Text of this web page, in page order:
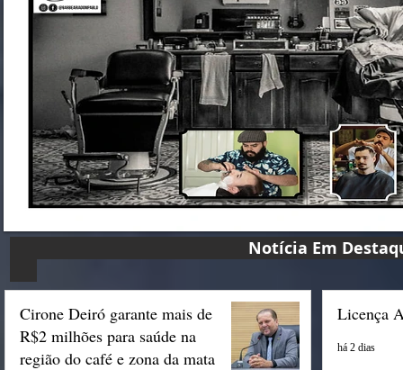
Notícia Em
Cirone Deiró garante mais de
R$2 milhões para saúde na
região do café e zona da mata
Licença
há 2 dias